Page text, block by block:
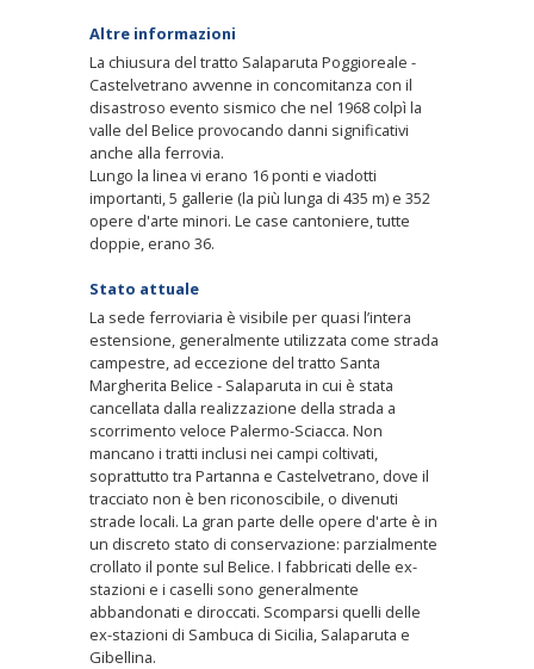
Altre informazioni
La chiusura del tratto Salaparuta Poggioreale -
Castelvetrano avvenne in concomitanza con il
disastroso evento sismico che nel 1968 colpì la
valle del Belice provocando danni significativi
anche alla ferrovia.
Lungo la linea vi erano 16 ponti e viadotti
importanti, 5 gallerie (la più lunga di 435 m) e 352
opere d'arte minori. Le case cantoniere, tutte
doppie, erano 36.
Stato attuale
La sede ferroviaria è visibile per quasi l’intera
estensione, generalmente utilizzata come strada
campestre, ad eccezione del tratto Santa
Margherita Belice - Salaparuta in cui è stata
cancellata dalla realizzazione della strada a
scorrimento veloce Palermo-Sciacca. Non
mancano i tratti inclusi nei campi coltivati,
soprattutto tra Partanna e Castelvetrano, dove il
tracciato non è ben riconoscibile, o divenuti
strade locali. La gran parte delle opere d'arte è in
un discreto stato di conservazione: parzialmente
crollato il ponte sul Belice. I fabbricati delle ex-
stazioni e i caselli sono generalmente
abbandonati e diroccati. Scomparsi quelli delle
ex-stazioni di Sambuca di Sicilia, Salaparuta e
Gibellina.